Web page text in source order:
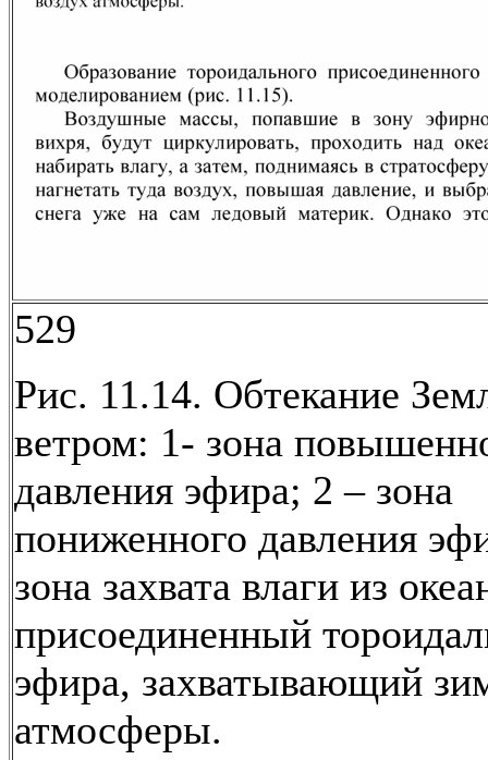
529
Рис. 11.14. Обтекание
ветром: 1- зона
давления эфира; 2 – зона
пониженного давления
зона захвата влаги из
присоединенный
эфира, захватывающий
атмосферы.